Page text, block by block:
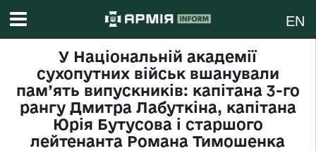
EN
У Національній академії
сухопутних військ вшанували
пам’ять випускників: капітана 3-го
рангу Дмитра Лабуткіна, капітана
Юрія Бутусова і старшого
лейтенанта Романа Тимошенка